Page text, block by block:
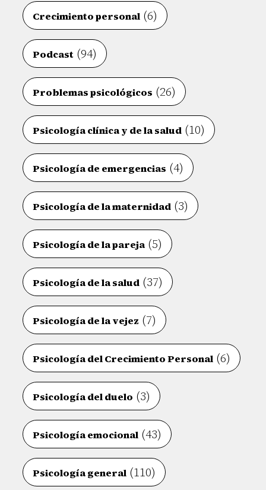
Crecimiento personal (6)
Podcast (94)
Problemas psicológicos (26)
Psicología clínica y de la salud (10)
Psicología de emergencias (4)
Psicología de la maternidad (3)
Psicología de la pareja(5)
Psicología de la salud (37)
Psicología de la vejez (7)
Psicología del Crecimiento Personal (6)
Psicología del duelo (3)
Psicología emocional (43)
Psicología general (110)